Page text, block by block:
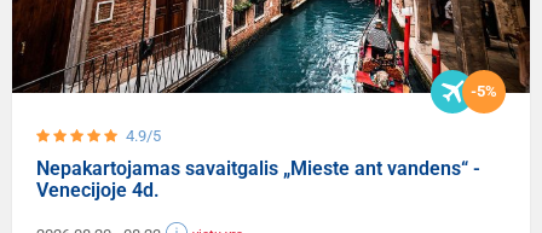
4.9/5
-5%
Nepakartojamas savaitgalis „Mieste ant vandens“ -
Venecijoje 4d.